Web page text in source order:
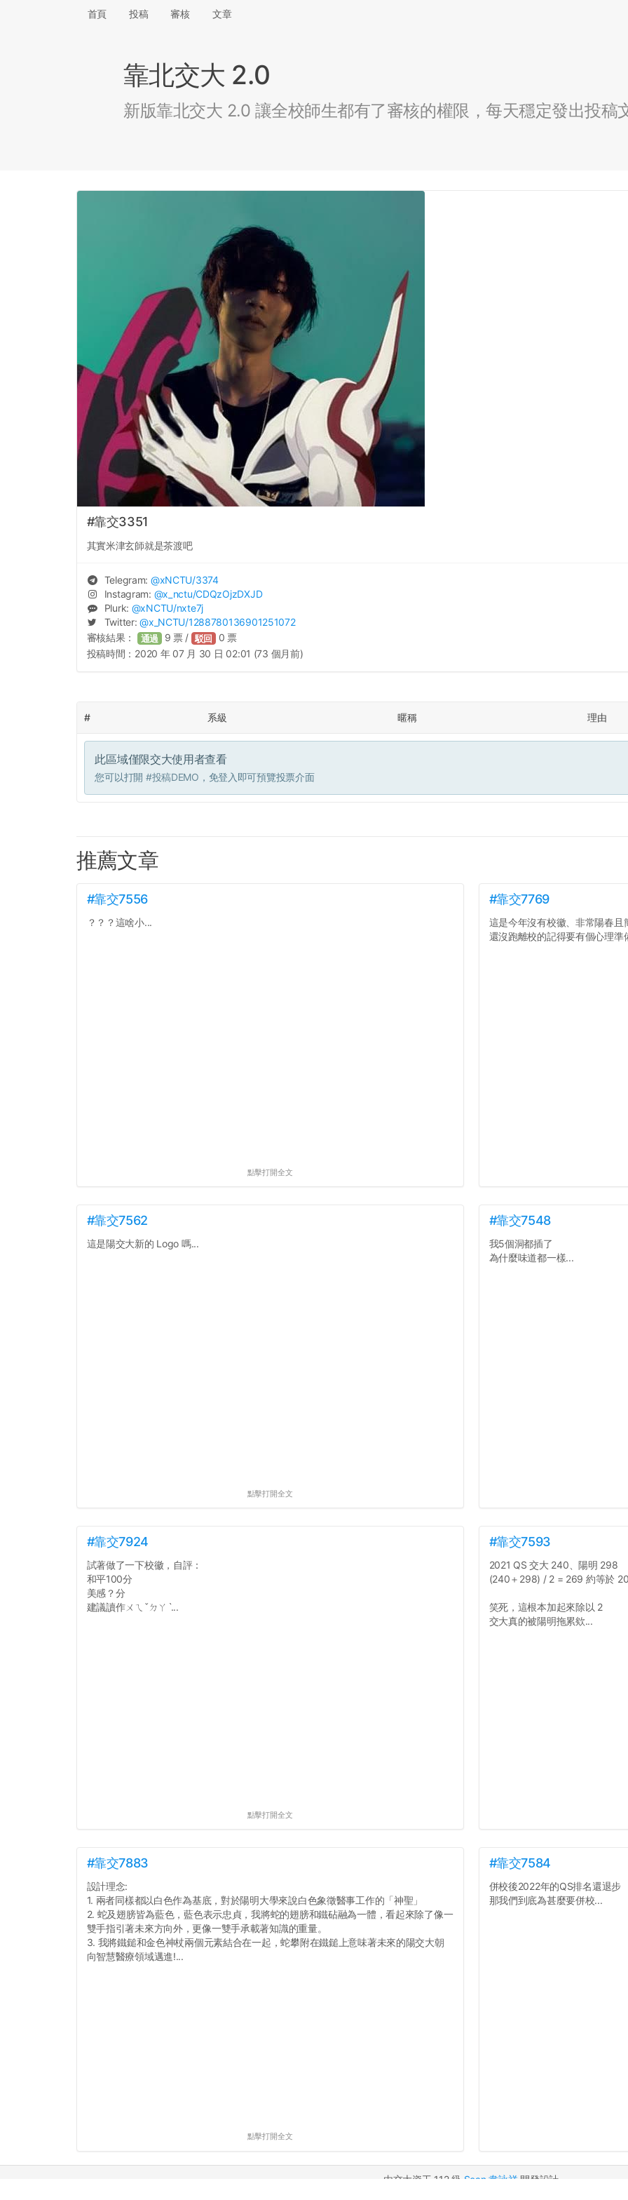
首頁 投稿 審核 文章
靠北交大 2.0
新版靠北交大 2.0 讓全校師生都有了審核的權限，每天穩定發出投稿
#靠交3351
其實米津玄師就是茶渡吧
Telegram: @xNCTU/3374
Instagram: @x_nctu/CDQzOjzDXJD
Plurk: @xNCTU/nxte7j
Twitter:@x_NCTU/1288780136901251072
審核結果： 通過 9 票 / 駁回 0 票
投稿時間： 2020 年 07 月 30 日 02:01 (73 個月前)
# 系級 暱稱 理由
此區域僅限交大使用者查看
您可以打開 #投稿DEMO ，免登入即可預覽投票介面
推薦文章
#靠交7556
？？？這啥小...
點擊打開全文
#靠交7769
這是今年沒有校徽、非常陽春且
還沒跑離校的記得要有個心理準
#靠交7562
這是陽交大新的 Logo 嗎...
點擊打開全文
#靠交7548
我5個洞都插了
為什麼味道都一樣...
#靠交7924
試著做了一下校徽，自評：
和平100分
美感？分
建議讀作ㄨㄟˇㄉㄚˋ...
點擊打開全文
#靠交7593
2021 QS 交大 240、陽明 298
(240＋298) / 2 = 269 約等於
笑死，這根本加起來除以 2
交大真的被陽明拖累欸...
#靠交7883
設計理念:
1. 兩者同樣都以白色作為基底，對於陽明大學來說白色象徵醫事工作的「神聖」
2. 蛇及翅膀皆為藍色，藍色表示忠貞，我將蛇的翅膀和鐵砧融為一體，看起來除了像一
雙手指引著未來方向外，更像一雙手承載著知識的重量。
3. 我將鐵鎚和金色神杖兩個元素結合在一起，蛇攀附在鐵鎚上意味著未來的陽交大朝
向智慧醫療領域邁進!...
點擊打開全文
#靠交7584
併校後2022年的QS排名還退步
那我們到底為甚麼要併校...
由交大資工 112 級 Sean 韋詠祥 開發設計